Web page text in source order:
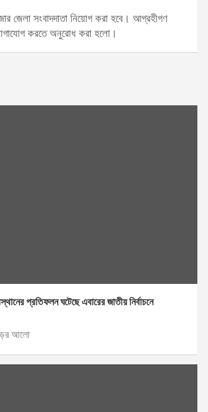
জেলা সংবাদদাতা নিয়োগ করা হবে। আগ্রহীগণ
করতে অনুরোধ করা হলো।
প্রতিফলন ঘটেছে এবারের জাতীয় নির্বাচনে
আলো